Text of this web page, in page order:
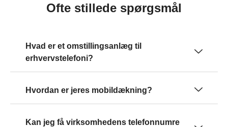
Ofte stillede spørgsmål
Hvad er et omstillingsanlæg til
erhvervstelefoni?
Hvordan er jeres mobildækning?
Kan jeg få virksomhedens telefonnumre